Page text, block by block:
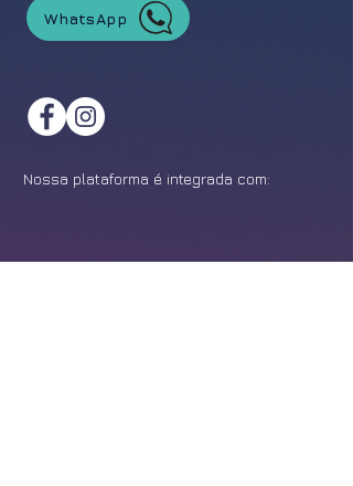
WhatsApp
Nossa plataforma é integrada com: